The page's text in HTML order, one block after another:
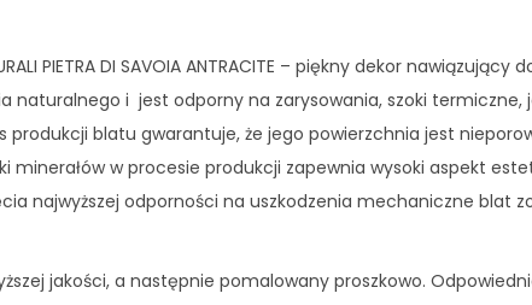
PIETRA DI SAVOIA ANTRACITE – piękny dekor nawiązujący
naturalnego i jest odporny na zarysowania, szoki termiczne,
blatu gwarantuje, że jego powierzchnia jest
w procesie produkcji zapewnia wysoki aspekt
najwyższej odporności na uszkodzenia mechaniczne blat
jakości, a następnie pomalowany proszkowo.